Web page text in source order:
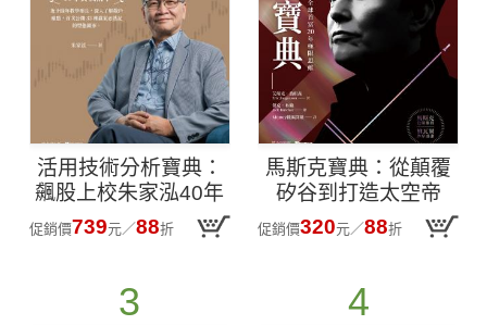
活用技術分析寶典：
飆股上校朱家泓40年
實戰精華 從K線、均
線到交易高手的養成
促銷價739元／88折
馬斯克寶典：從顛覆
矽谷到打造太空帝
國，讀懂全球首富20
年極限思維
促銷價320元／88折
3 4